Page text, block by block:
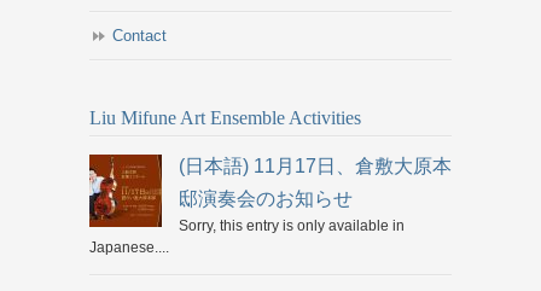
Contact
Liu Mifune Art Ensemble Activities
(日本語) 11月17日、倉敷大原本
邸演奏会のお知らせ
Sorry, this entry is only available in
Japanese....